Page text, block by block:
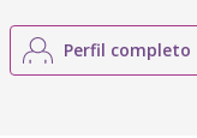
Perfil completo